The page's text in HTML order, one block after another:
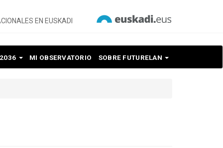
EN EUSKADI
MI OBSERVATORIO SOBRE FUTURELAN